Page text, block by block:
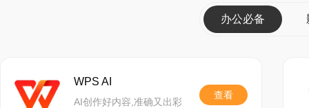
办公必备
WPS AI
AI创作好内容,准确又出彩
查看